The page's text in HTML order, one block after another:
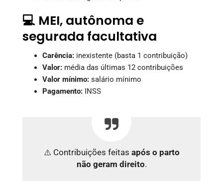
💻 MEI, autônoma e
segurada facultativa
Carência: inexistente (basta 1 contribuição)
Valor: média das últimas 12 contribuições
Valor mínimo: salário mínimo
Pagamento: INSS
⚠️ Contribuições feitas após o parto
não geram direito.